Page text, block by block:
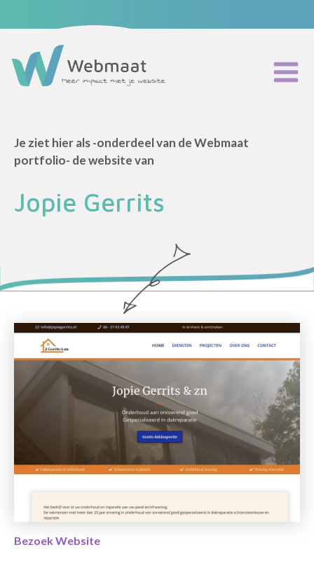
Je ziet hier als -onderdeel van de Webmaat
portfolio- de website van
Jopie Gerrits
Bezoek Website
Maatwerk website
Website onderhoud
Home
Podcast
Partners
Eerste stap